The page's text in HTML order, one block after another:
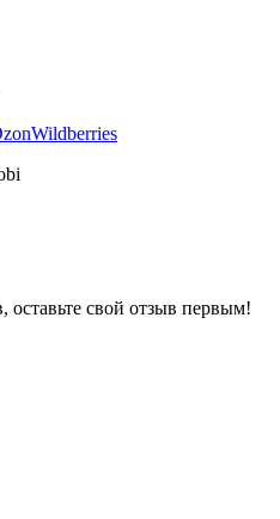
Wildberries
оставьте свой отзыв первым!